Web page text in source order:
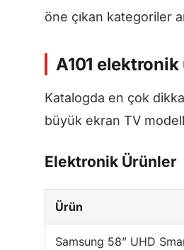
öne çıkan kategoriler
A101
Katalogda en çok
büyük ekran TV
Elektronik Ürünler
Ürün
Samsung 58” UHD